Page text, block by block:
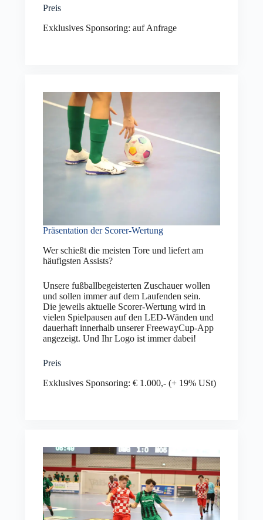
Preis
Exklusives Sponsoring: auf Anfrage
Präsentation der Scorer-Wertung
Wer schießt die meisten Tore und liefert am
häufigsten Assists?
Unsere fußballbegeisterten Zuschauer wollen
und sollen immer auf dem Laufenden sein.
Die jeweils aktuelle Scorer-Wertung wird in
vielen Spielpausen auf den LED-Wänden und
dauerhaft innerhalb unserer FreewayCup-App
angezeigt. Und Ihr Logo ist immer dabei!
Preis
Exklusives Sponsoring: € 1.000,- (+ 19% USt)